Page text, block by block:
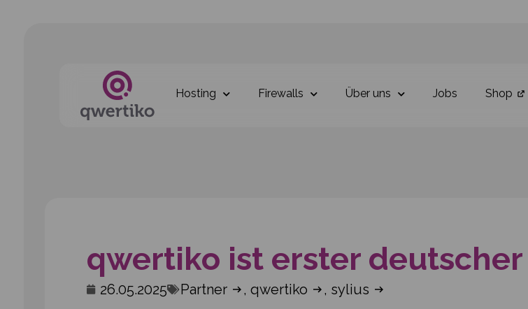
Hosting Firewalls Über uns Jobs Shop
qwertiko ist erster
26.05.2025 Partner , qwertiko , sylius